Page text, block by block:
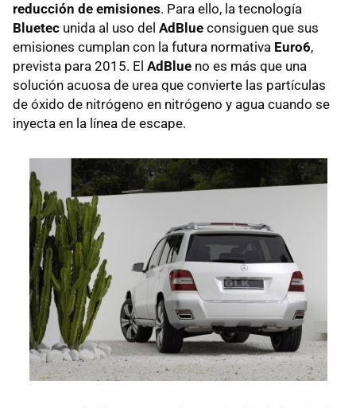
reducción de emisiones. Para ello, la tecnología
Bluetec unida al uso del AdBlue consiguen que sus
emisiones cumplan con la futura normativa Euro6,
prevista para 2015. El AdBlue no es más que una
solución acuosa de urea que convierte las partículas
de óxido de nitrógeno en nitrógeno y agua cuando se
inyecta en la línea de escape.